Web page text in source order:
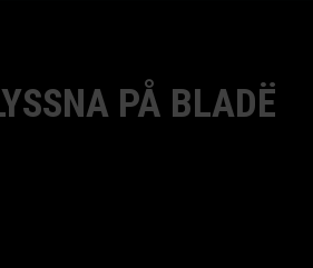
PÅ BLADË